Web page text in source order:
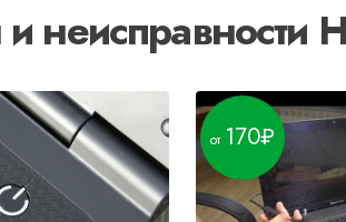
неисправности
170